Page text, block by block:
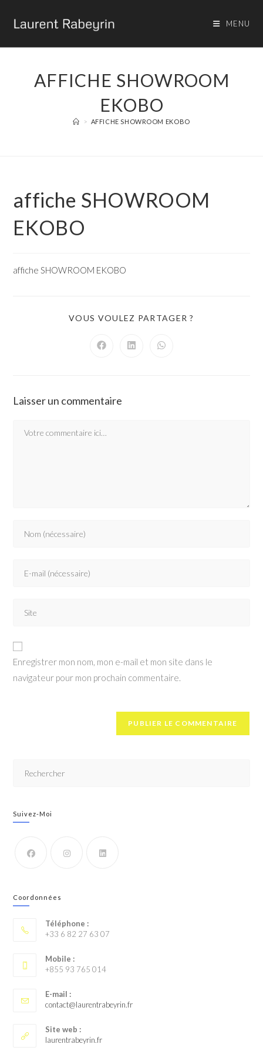
MENU
AFFICHE SHOWROOM
EKOBO
> AFFICHE SHOWROOM EKOBO
affiche SHOWROOM
EKOBO
affiche SHOWROOM EKOBO
VOUS VOULEZ PARTAGER ?
Laisser un commentaire
Enregistrer mon nom, mon e-mail et mon site dans le
navigateur pour mon prochain commentaire.
Suivez-Moi
Coordonnées
Téléphone :
+33 6 82 27 63 07
Mobile :
+855 93 765 014
E-mail :
contact@laurentrabeyrin.fr
Site web :
laurentrabeyrin.fr